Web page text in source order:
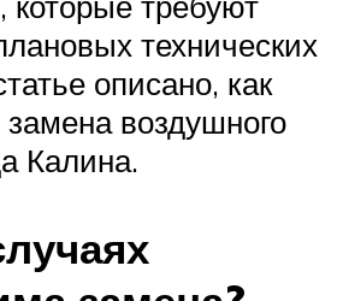
технических
описано, как
воздушного
Калина.